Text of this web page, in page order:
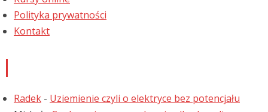
Polityka prywatności
Kontakt
Radek - Uziemienie czyli o elektryce bez potencjału